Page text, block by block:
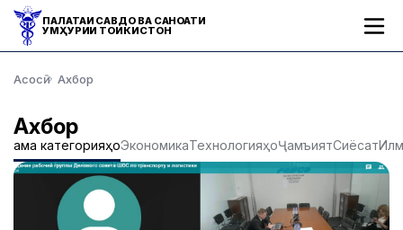
ПАЛАТАИ САВДО ВА САНОАТИ
ҶУМҲУРИИ ТОҶИКИСТОН
Асосӣ Ахбор
Ахбор
Ҳама категорияҳоЭкономикаТехнологияҳоҶамъиятСиёсатИлм